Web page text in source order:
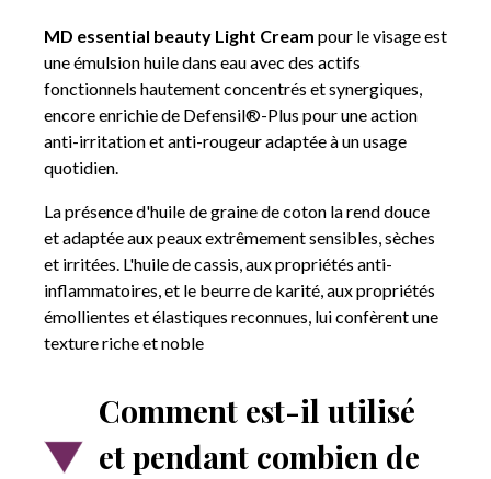
MD essential beauty Light Cream pour le visage est
une émulsion huile dans eau avec des actifs
fonctionnels hautement concentrés et synergiques,
encore enrichie de Defensil®-Plus pour une action
anti-irritation et anti-rougeur adaptée à un usage
quotidien.
La présence d'huile de graine de coton la rend douce
et adaptée aux peaux extrêmement sensibles, sèches
et irritées. L'huile de cassis, aux propriétés anti-
inflammatoires, et le beurre de karité, aux propriétés
émollientes et élastiques reconnues, lui confèrent une
texture riche et noble
Comment est-il utilisé
et pendant combien de